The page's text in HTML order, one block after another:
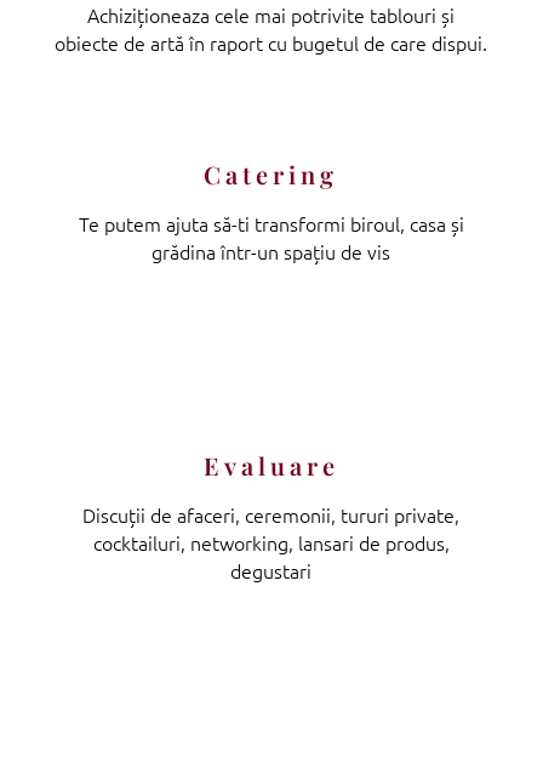
Achiziționeaza cele mai potrivite tablouri și
obiecte de artă în raport cu bugetul de care dispui.
Catering
Te putem ajuta să-ti transformi biroul, casa și
grădina într-un spațiu de vis
Evaluare
Discuții de afaceri, ceremonii, tururi private,
cocktailuri, networking, lansari de produs,
degustari